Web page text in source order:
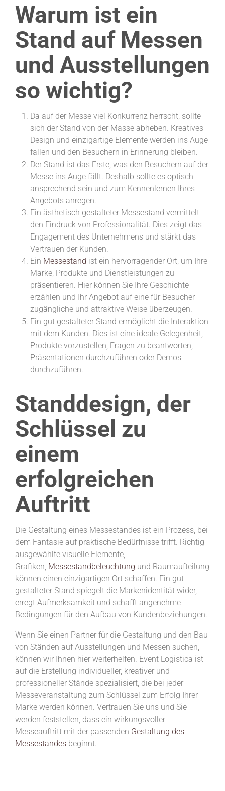
Warum ist ein
Stand auf Messen
und Ausstellungen
so wichtig?
Da auf der Messe viel Konkurrenz herrscht, sollte
sich der Stand von der Masse abheben. Kreatives
Design und einzigartige Elemente werden ins Auge
fallen und den Besuchern in Erinnerung bleiben.
Der Stand ist das Erste, was den Besuchern auf der
Messe ins Auge fällt. Deshalb sollte es optisch
ansprechend sein und zum Kennenlernen Ihres
Angebots anregen.
Ein ästhetisch gestalteter Messestand vermittelt
den Eindruck von Professionalität. Dies zeigt das
Engagement des Unternehmens und stärkt das
Vertrauen der Kunden.
Ein Messestand ist ein hervorragender Ort, um Ihre
Marke, Produkte und Dienstleistungen zu
präsentieren. Hier können Sie Ihre Geschichte
erzählen und Ihr Angebot auf eine für Besucher
zugängliche und attraktive Weise überzeugen.
Ein gut gestalteter Stand ermöglicht die Interaktion
mit dem Kunden. Dies ist eine ideale Gelegenheit,
Produkte vorzustellen, Fragen zu beantworten,
Präsentationen durchzuführen oder Demos
durchzuführen.
Standdesign, der
Schlüssel zu
einem
erfolgreichen
Auftritt
Die Gestaltung eines Messestandes ist ein Prozess, bei
dem Fantasie auf praktische Bedürfnisse trifft. Richtig
ausgewählte visuelle Elemente,
Grafiken, Messestandbeleuchtung und Raumaufteilung
können einen einzigartigen Ort schaffen. Ein gut
gestalteter Stand spiegelt die Markenidentität wider,
erregt Aufmerksamkeit und schafft angenehme
Bedingungen für den Aufbau von Kundenbeziehungen.
Wenn Sie einen Partner für die Gestaltung und den Bau
von Ständen auf Ausstellungen und Messen suchen,
können wir Ihnen hier weiterhelfen. Event Logistica ist
auf die Erstellung individueller, kreativer und
professioneller Stände spezialisiert, die bei jeder
Messeveranstaltung zum Schlüssel zum Erfolg Ihrer
Marke werden können. Vertrauen Sie uns und Sie
werden feststellen, dass ein wirkungsvoller
Messeauftritt mit der passenden Gestaltung des
Messestandes beginnt.